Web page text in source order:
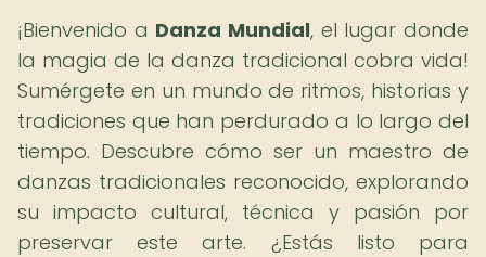
¡Bienvenido a Danza Mundial, el lugar donde
la magia de la danza tradicional cobra vida!
Sumérgete en un mundo de ritmos, historias y
tradiciones que han perdurado a lo largo del
tiempo. Descubre cómo ser un maestro de
danzas tradicionales reconocido, explorando
su impacto cultural, técnica y pasión por
preservar este arte. ¿Estás listo para